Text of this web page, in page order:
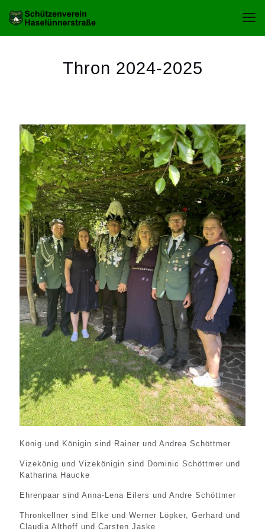
Thron 2024-2025
König und Königin sind Rainer und Andrea Schöttmer
Vizekönig und Vizekönigin sind Dominic Schöttmer und
Katharina Haucke
Ehrenpaar sind Anna-Lena Eilers und Andre Schöttmer
Thronkellner sind Elke und Werner Löpker, Gerhard und
Claudia Althoff und Carsten Jaske